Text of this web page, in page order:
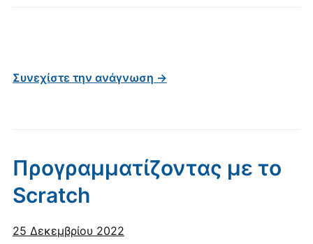
Συνεχίστε την ανάγνωση →
Προγραμματίζοντας με το
Scratch
25 Δεκεμβρίου 2022